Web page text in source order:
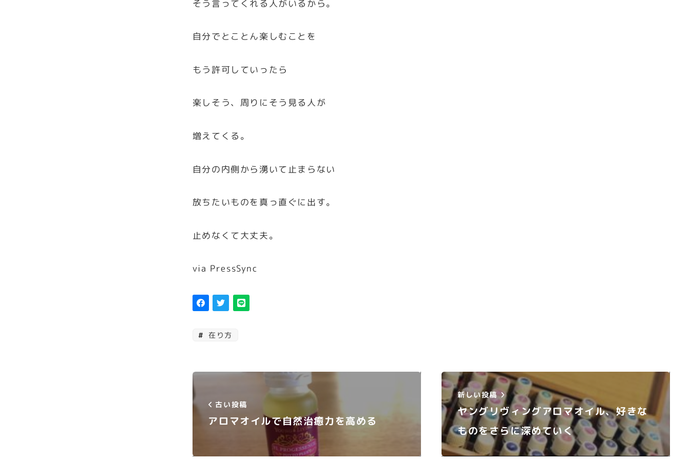
そう言ってくれる人がいるから。
自分でとことん楽しむことを
もう許可していったら
楽しそう、周りにそう見る人が
増えてくる。
自分の内側から湧いて止まらない
放ちたいものを真っ直ぐに出す。
止めなくて大丈夫。
via PressSync
在り方
古い投稿
アロマオイルで自然治癒力を高める
新しい投稿
ヤングリヴィングアロマオイル、好きな
ものをさらに深めていく